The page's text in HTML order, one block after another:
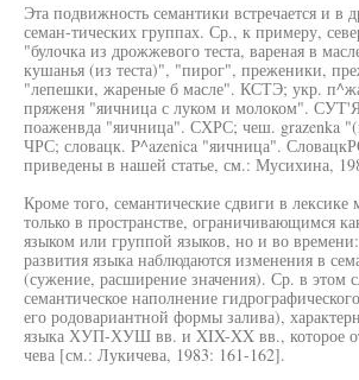
Эта подвижность семантики встречается и в
семан-тических группах. Ср., к примеру,
"булочка из дрожжевого теста, вареная в
кушанья (из теста)", "пирог", преженики,
"лепешки, жареные б масле". КСТЭ; укр.
пряженя "яичница с луком и молоком".
поаженвда "яичница". СХРС; чеш. grazenka
ЧРС; словацк. P^azenica "яичница".
приведены в нашей статье, см.: Мусихина,
Кроме того, семантические сдвиги в
только в пространстве, ограничивающимся
языком или группой языков, но и во
развития языка наблюдаются изменения в
(сужение, расширение значения). Ср. в этом
семантическое наполнение
его родовариантной формы залива),
языка ХУП-ХУШ вв. и XIX-XX вв., которое
чева [см.: Лукичева, 1983: 161-162].